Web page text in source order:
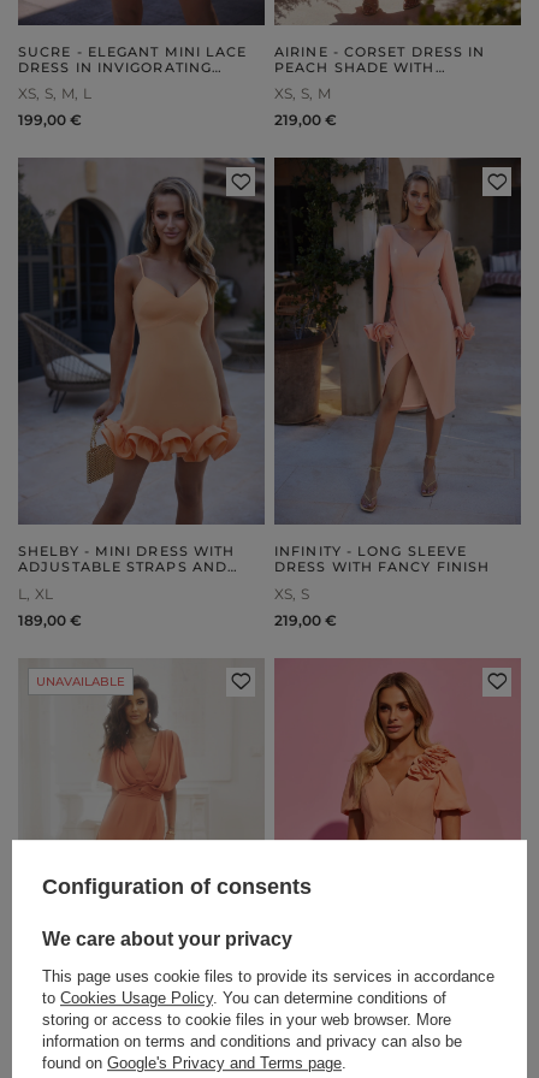
SUCRE - ELEGANT MINI LACE
DRESS IN INVIGORATING
XS S M L
199,00 €
AIRINE - CORSET DRESS IN
PEACH SHADE WITH
AND FRILLS
XS S M
219,00 €
SHELBY - MINI DRESS WITH
ADJUSTABLE STRAPS AND
L
XL
189,00 €
INFINITY - LONG SLEEVE
DRESS WITH FANCY FINISH
XS S
219,00 €
UNAVAILABLE
ARIKS - UNIQUE MIDI DRESS
IN A SHADE OF PASTEL
FLARE - PEACH SHADE MINI
DRESS WITH V NECKLINE,
Configuration of consents
We care about your privacy
This page uses cookie files to provide its services in accordance
to Cookies Usage Policy. You can determine conditions of
storing or access to cookie files in your web browser. More
information on terms and conditions and privacy can also be
found on Google's Privacy and Terms page.